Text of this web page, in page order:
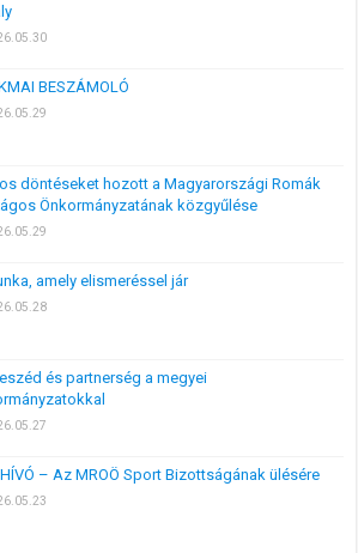
BESZÁMOLÓ
döntéseket hozott a Magyarországi Romák
Önkormányzatának közgyűlése
amely elismeréssel jár
és partnerség a megyei
– Az MROÖ Sport Bizottságának ülésére